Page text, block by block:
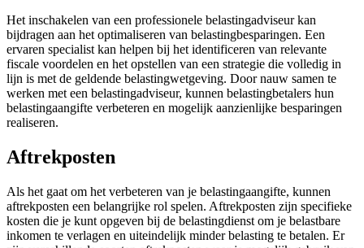
Het inschakelen van een professionele belastingadviseur kan
bijdragen aan het optimaliseren van belastingbesparingen. Een
ervaren specialist kan helpen bij het identificeren van relevante
fiscale voordelen en het opstellen van een strategie die volledig in
lijn is met de geldende belastingwetgeving. Door nauw samen te
werken met een belastingadviseur, kunnen belastingbetalers hun
belastingaangifte verbeteren en mogelijk aanzienlijke besparingen
realiseren.
Aftrekposten
Als het gaat om het verbeteren van je belastingaangifte, kunnen
aftrekposten een belangrijke rol spelen. Aftrekposten zijn specifieke
kosten die je kunt opgeven bij de belastingdienst om je belastbare
inkomen te verlagen en uiteindelijk minder belasting te betalen. Er